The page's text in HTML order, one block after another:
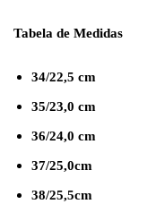
Tabela de Medidas
34/22,5 cm
35/23,0 cm
36/24,0 cm
37/25,0cm
38/25,5cm